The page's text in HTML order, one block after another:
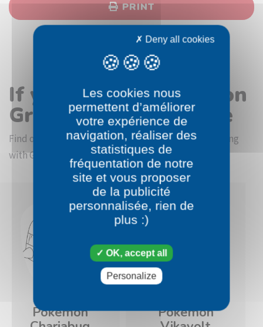
PRINT
If you like the Pokémon
Grubbin coloring page
Find other coloring pictures in the Pokémon beginning
with G category
Pokémon
Pokémon
Les cookies nous
permettent d’améliorer
votre expérience de
navigation, réaliser des
statistiques de
fréquentation de notre
site et vous proposer
de la publicité
personnalisée, rien de
plus :)
OK, accept all
Deny all cookies
Personalize